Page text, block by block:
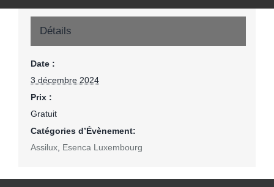
Détails
Date :
3 décembre 2024
Prix :
Gratuit
Catégories d’Évènement:
Assilux Esenca Luxembourg